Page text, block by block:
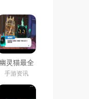
幽灵猫最全
游戏攻略解
说_幽灵猫最
游戏技巧
手游资讯